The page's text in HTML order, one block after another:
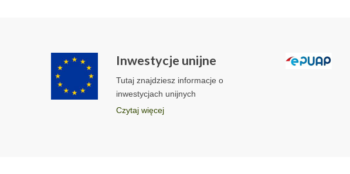
Inwestycje unijne
Tutaj znajdziesz informacje o
inwestycjach unijnych
Czytaj więcej